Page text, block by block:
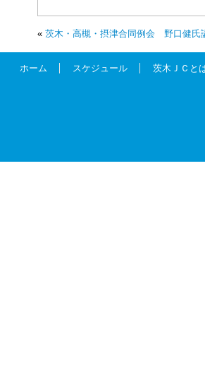
« 茨木・高槻・摂津合同例会 野口健氏
ホーム スケジュール 茨木ＪＣと